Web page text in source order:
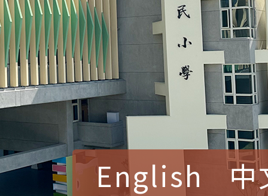
English 中
賀！本校參加桃園市中